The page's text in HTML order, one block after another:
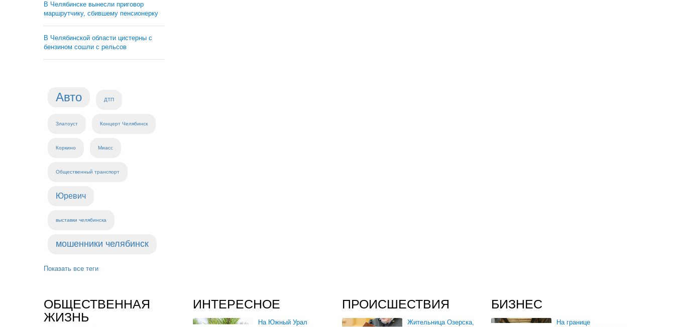
В Челябинске вынесли приговор
маршрутчику, сбившему пенсионерку
В Челябинской области цистерны с
бензином сошли с рельсов
Авто ДТП
Златоуст Концерт Челябинск
Коркино Миасс
Общественный транспорт
Юревич
выставки челябинска
мошенники челябинск
Показать все теги
ОБЩЕСТВЕННАЯ
ЖИЗНЬ
ИНТЕРЕСНОЕ
На Южный Урал
ПРОИСШЕСТВИЯ
Жительница Озерска,
БИЗНЕС
На границе